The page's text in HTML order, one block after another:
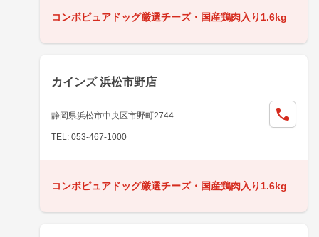
コンボピュアドッグ厳選チーズ・国産鶏肉入り1.6kg
カインズ 浜松市野店
静岡県浜松市中央区市野町2744
TEL: 053-467-1000
コンボピュアドッグ厳選チーズ・国産鶏肉入り1.6kg